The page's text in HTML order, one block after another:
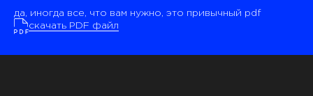
да, иногда все, что вам нужно, это привычный pdf
скачать PDF файл